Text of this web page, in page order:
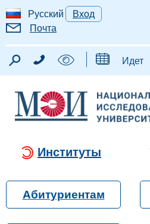
Русский
Вход
Почта
Идет
Институты
Абитуриентам